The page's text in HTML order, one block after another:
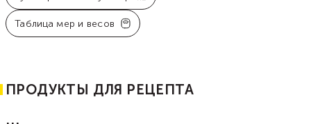
Таблица мер и весов
ПРОДУКТЫ ДЛЯ РЕЦЕПТА